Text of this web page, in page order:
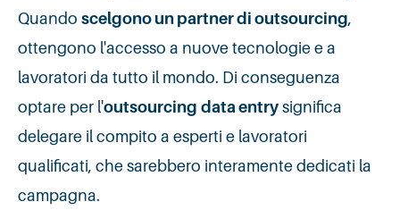
Quando scelgono un partner di outsourcing,
ottengono l'accesso a nuove tecnologie e a
lavoratori da tutto il mondo. Di conseguenza
optare per l'outsourcing data entry significa
delegare il compito a esperti e lavoratori
qualificati, che sarebbero interamente dedicati la
campagna.